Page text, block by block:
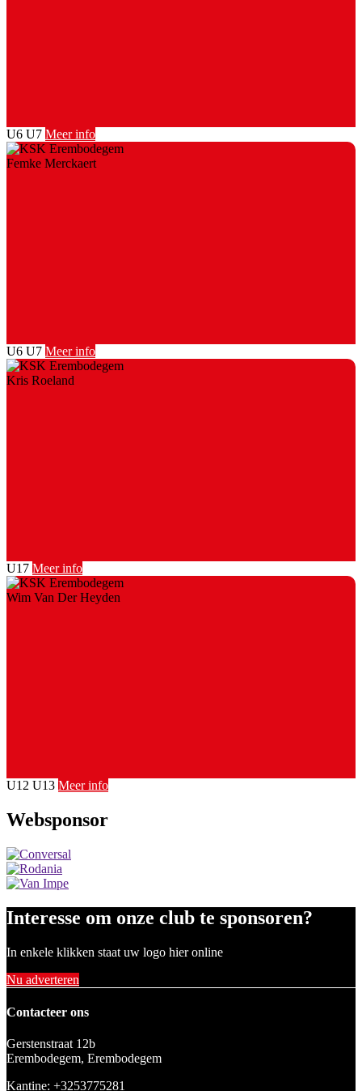
U6 U7 Meer info
Femke Merckaert
U6 U7 Meer info
Kris Roeland
U17 Meer info
Wim Van Der Heyden
U12 U13 Meer info
Websponsor
Interesse om onze club te sponsoren?
In enkele klikken staat uw logo hier online
Nu adverteren
Contacteer ons
Gerstenstraat 12b
Erembodegem, Erembodegem
Kantine: +3253775281